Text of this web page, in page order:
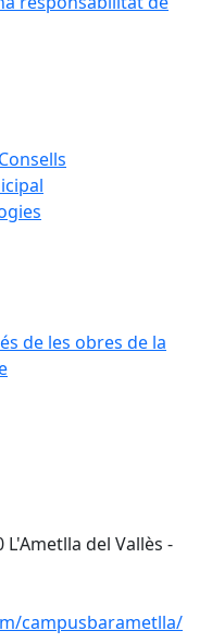
de les obres de la
L'Ametlla del Vallès -
campusbarametlla/